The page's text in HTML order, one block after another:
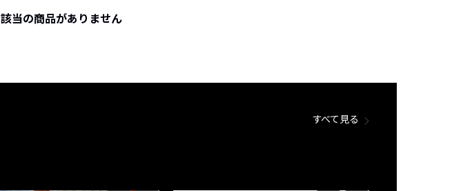
該当の商品がありません
すべて見る